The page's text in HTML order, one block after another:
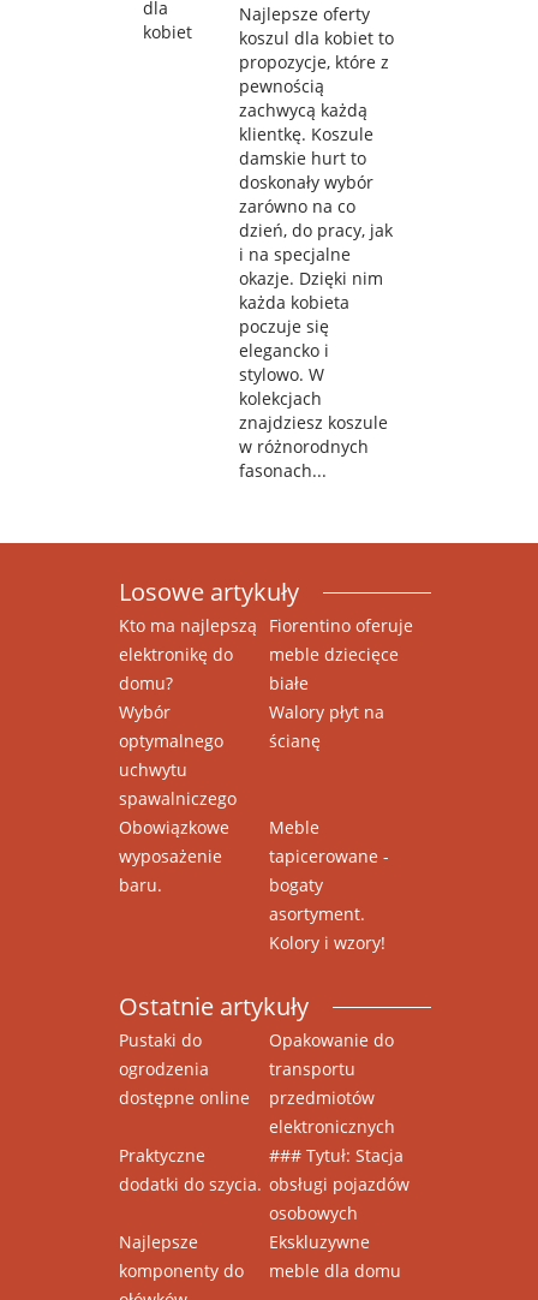
Najlepsze oferty
koszul dla kobiet to
propozycje, które z
pewnością
zachwycą każdą
klientkę. Koszule
damskie hurt to
doskonały wybór
zarówno na co
dzień, do pracy, jak
i na specjalne
okazje. Dzięki nim
każda kobieta
poczuje się
elegancko i
stylowo. W
kolekcjach
znajdziesz koszule
w różnorodnych
fasonach...
Losowe artykuły
Kto ma najlepszą
elektronikę do
domu?
Fiorentino oferuje
meble dziecięce
białe
Wybór
optymalnego
uchwytu
spawalniczego
Walory płyt na
ścianę
Obowiązkowe
wyposażenie
baru.
Meble
tapicerowane -
bogaty
asortyment.
Kolory i wzory!
Ostatnie artykuły
Pustaki do
ogrodzenia
dostępne online
Opakowanie do
transportu
przedmiotów
elektronicznych
Praktyczne
dodatki do szycia.
### Tytuł: Stacja
obsługi pojazdów
osobowych
Najlepsze
komponenty do
Ekskluzywne
meble dla domu